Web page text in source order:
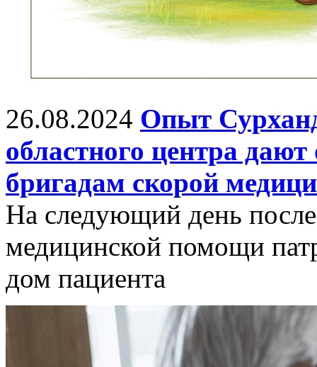
26.08.2024 Опыт
областного центра
бригадам скорой
На следующий день
медицинской помощи
дом пациента